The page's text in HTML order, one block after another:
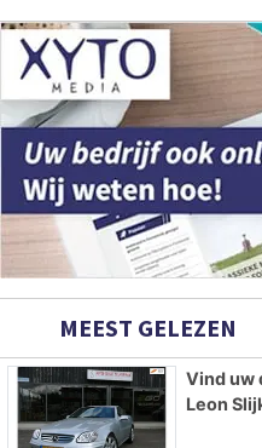
MEEST GELEZEN
Vind uw
Leon